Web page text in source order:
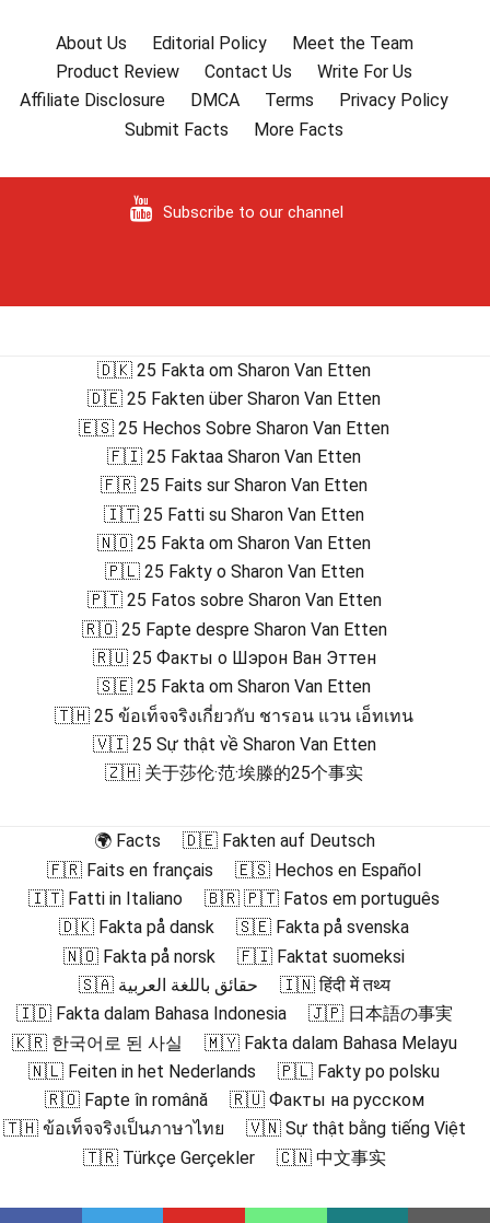
About Us Editorial Policy
Meet the Team
Product Review
Contact Us
Write For Us
Affiliate Disclosure
DMCA Terms
Privacy Policy
Submit Facts
More Facts
Subscribe to our channel
🇩🇰 25 Fakta om Sharon Van Etten
🇩🇪 25 Fakten über Sharon Van Etten
🇪🇸 25 Hechos Sobre Sharon Van Etten
🇫🇮 25 Faktaa Sharon Van Etten
🇫🇷 25 Faits sur Sharon Van Etten
🇮🇹 25 Fatti su Sharon Van Etten
🇳🇴 25 Fakta om Sharon Van Etten
🇵🇱 25 Fakty o Sharon Van Etten
🇵🇹 25 Fatos sobre Sharon Van Etten
🇷🇴 25 Fapte despre Sharon Van Etten
🇷🇺 25 Факты о Шэрон Ван Эттен
🇸🇪 25 Fakta om Sharon Van Etten
🇹🇭 25 ข้อเท็จจริงเกี่ยวกับ ชารอน แวน เอ็ทเทน
🇻🇮 25 Sự thật về Sharon Van Etten
🇿🇭 关于莎伦·范·埃滕的25个事实
🌍 Facts
🇩🇪 Fakten auf Deutsch
🇫🇷 Faits en français
🇪🇸 Hechos en Español
🇮🇹 Fatti in Italiano
🇧🇷 🇵🇹 Fatos em português
🇩🇰 Fakta på dansk
🇸🇪 Fakta på svenska
🇳🇴 Fakta på norsk
🇫🇮 Faktat suomeksi
🇸🇦 حقائق باللغة العربية
🇮🇳 हिंदी में तथ्य
🇮🇩 Fakta dalam Bahasa Indonesia
🇯🇵 日本語の事実
🇰🇷 한국어로 된 사실
🇲🇾 Fakta dalam Bahasa Melayu
🇳🇱 Feiten in het Nederlands
🇵🇱 Fakty po polsku
🇷🇴 Fapte în română
🇷🇺 Факты на русском
🇹🇭 ข้อเท็จจริงเป็นภาษาไทย
🇻🇳 Sự thật bằng tiếng Việt
🇹🇷 Türkçe Gerçekler
🇨🇳 中文事实